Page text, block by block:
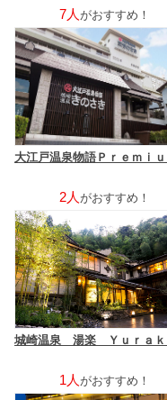
7人 がおすすめ！
2人 がおすすめ！
1人 がおすすめ！